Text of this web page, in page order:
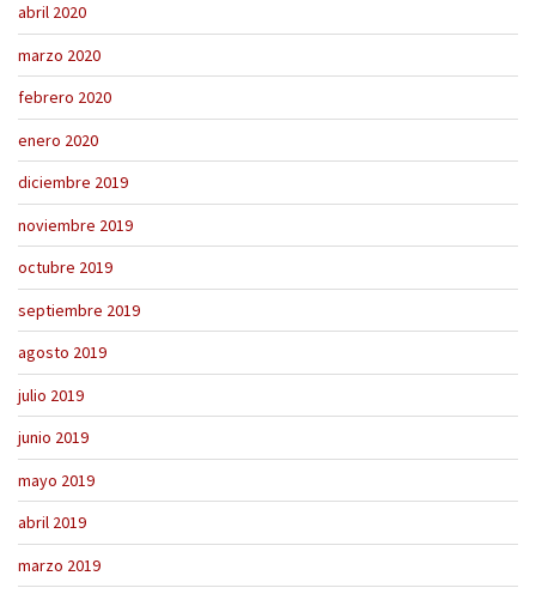
abril 2020
marzo 2020
febrero 2020
enero 2020
diciembre 2019
noviembre 2019
octubre 2019
septiembre 2019
agosto 2019
julio 2019
junio 2019
mayo 2019
abril 2019
marzo 2019